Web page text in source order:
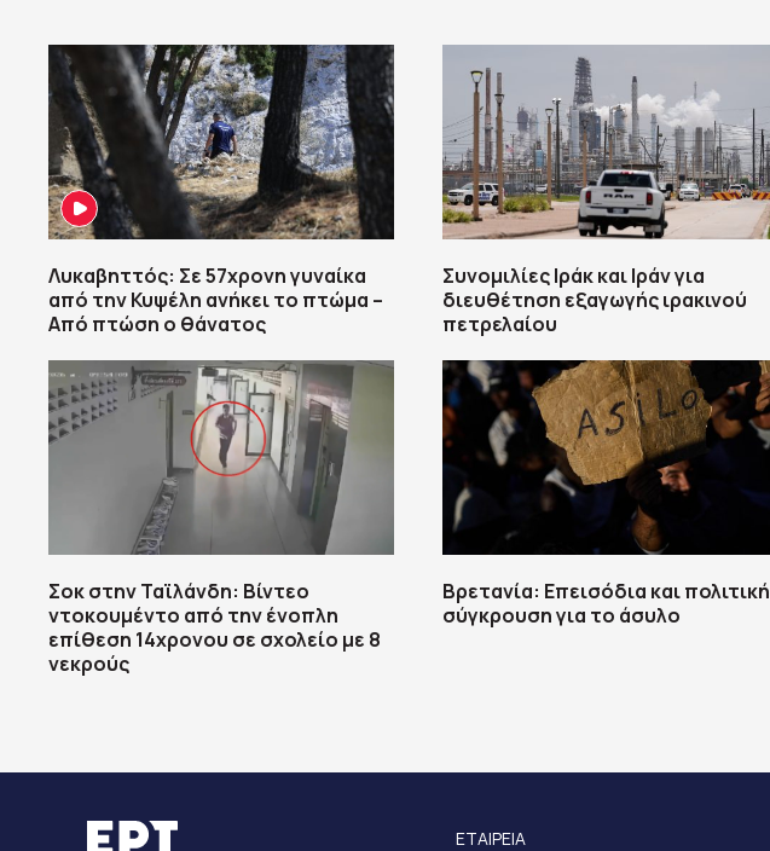
Λυκαβηττός: Σε 57χρονη γυναίκα
από την Κυψέλη ανήκει το πτώμα –
Από πτώση ο θάνατος
Σοκ στην Ταϊλάνδη: Βίντεο
ντοκουμέντο από την ένοπλη
επίθεση 14χρονου σε σχολείο με 8
νεκρούς
Συνομιλίες Ιράκ και Ιράν για
διευθέτηση εξαγωγής ιρακινού
πετρελαίου
Βρετανία: Επεισόδια και πολιτική
σύγκρουση για το άσυλο
ΕΤΑΙΡΕΙΑ